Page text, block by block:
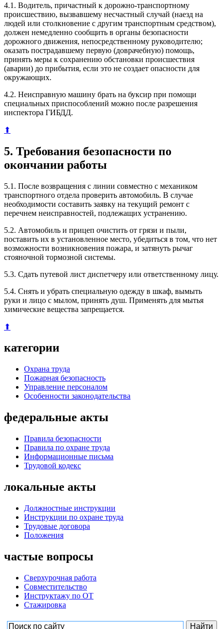
4.1. Водитель, причастный к дорожно-транспортному
происшествию, вызвавшему несчастный случай (наезд на
людей или столкновение с другим транспортным средством),
должен немедленно сообщить в органы безопасности
дорожного движения, непосредственному руководителю;
оказать пострадавшему первую (доврачебную) помощь,
принять меры к сохранению обстановки происшествия
(аварии) до прибытия, если это не создает опасности для
окружающих.
4.2. Неисправную машину брать на буксир при помощи
специальных приспособлений можно после разрешения
инспектора ГИБДД.
⬆
5. Требования безопасности по
окончании работы
5.1. После возвращения с линии совместно с механиком
транспортного отдела проверить автомобиль. В случае
необходимости составить заявку на текущий ремонт с
перечнем неисправностей, подлежащих устранению.
5.2. Автомобиль и прицеп очистить от грязи и пыли,
поставить их в установленное место, убедиться в том, что нет
возможности возникновения пожара, и затянуть рычаг
стояночной тормозной системы.
5.3. Сдать путевой лист диспетчеру или ответственному лицу.
5.4. Снять и убрать специальную одежду в шкаф, вымыть
руки и лицо с мылом, принять душ. Применять для мытья
химические вещества запрещается.
⬆
категории
Охрана труда
Пожарная безопасность
Управление персоналом
Особенности законодательства
федеральные акты
Правила безопасности
Правила по охране труда
Информационные письма
Трудовой кодекс
локальные акты
Должностные инструкции
Инструкции по охране труда
Трудовые договора
Положения
частые вопросы
Сверхурочная работа
Совместительство
Инструктажу по ОТ
Стажировка